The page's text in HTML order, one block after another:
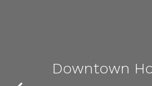
Downtown
Previous